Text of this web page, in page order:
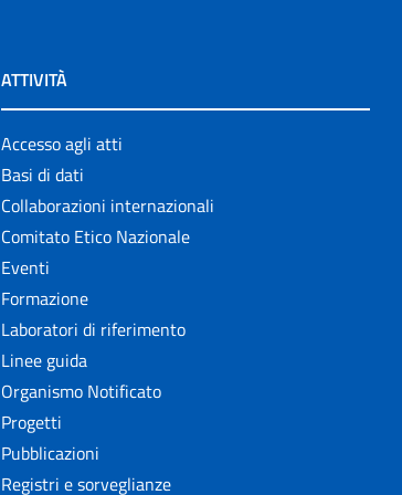
ATTIVITÀ
Accesso agli atti
Basi di dati
Collaborazioni internazionali
Comitato Etico Nazionale
Eventi
Formazione
Laboratori di riferimento
Linee guida
Organismo Notificato
Progetti
Pubblicazioni
Registri e sorveglianze